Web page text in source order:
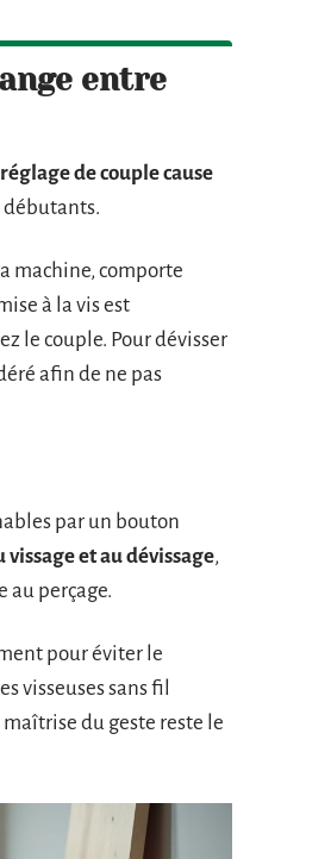
entre
de couple cause
débutants.
machine, comporte
à la vis est
le couple. Pour dévisser
afin de ne pas
par un bouton
vissage et au dévissage,
au perçage.
pour éviter le
visseuses sans fil
du geste reste le